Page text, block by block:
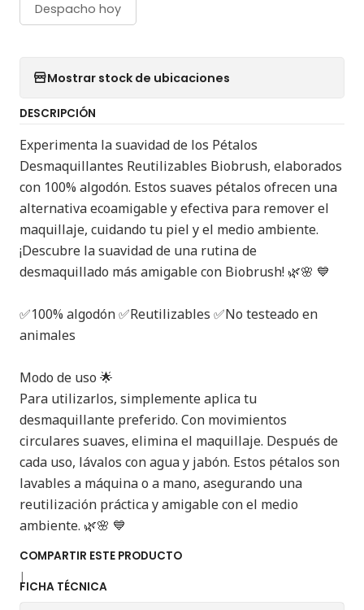
Despacho hoy
Mostrar stock de ubicaciones
DESCRIPCIÓN
Experimenta la suavidad de los Pétalos
Desmaquillantes Reutilizables Biobrush, elaborados
con 100% algodón. Estos suaves pétalos ofrecen una
alternativa ecoamigable y efectiva para remover el
maquillaje, cuidando tu piel y el medio ambiente.
¡Descubre la suavidad de una rutina de
desmaquillado más amigable con Biobrush! 🌿🌸 💙
✅100% algodón ✅Reutilizables ✅No testeado en
animales
Modo de uso 🌟
Para utilizarlos, simplemente aplica tu
desmaquillante preferido. Con movimientos
circulares suaves, elimina el maquillaje. Después de
cada uso, lávalos con agua y jabón. Estos pétalos son
lavables a máquina o a mano, asegurando una
reutilización práctica y amigable con el medio
ambiente. 🌿🌸 💙
COMPARTIR ESTE PRODUCTO
|
FICHA TÉCNICA